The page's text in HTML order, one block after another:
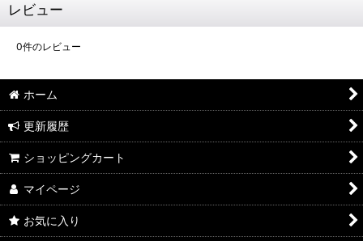
レビュー
0件のレビュー
ホーム
更新履歴
ショッピングカート
マイページ
お気に入り